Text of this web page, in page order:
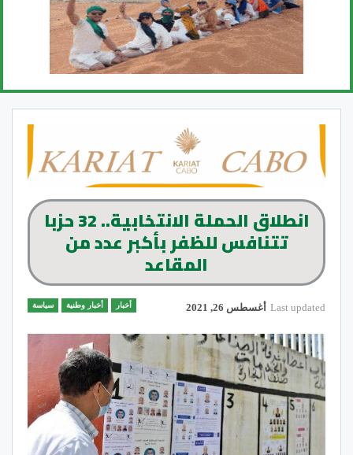
انطلاق الحملة الانتخابية.. 32 حزبا
تتنافس للظفر بأكبر عدد من
المقاعد
أخبار أخبار وطنية سياسة Last updated أغسطس 26, 2021